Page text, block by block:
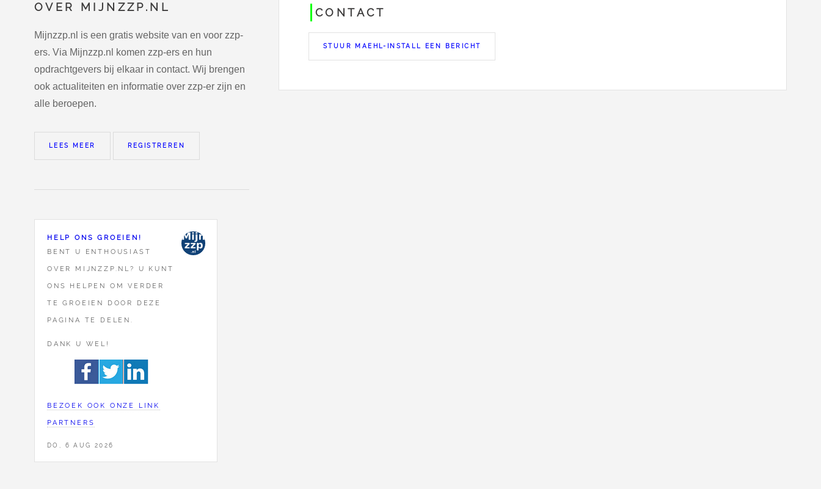
OVER MIJNZZP.NL
Mijnzzp.nl is een gratis website van en voor zzp-
ers. Via Mijnzzp.nl komen zzp-ers en hun
opdrachtgevers bij elkaar in contact. Wij brengen
ook actualiteiten en informatie over zzp-er zijn en
alle beroepen.
LEES MEER REGISTREREN
HELP ONS GROEIEN!
BENT U ENTHOUSIAST
OVER MIJNZZP.NL? U KUNT
ONS HELPEN OM VERDER
TE GROEIEN DOOR DEZE
PAGINA TE DELEN.
DANK U WEL!
BEZOEK OOK ONZE LINK
PARTNERS
DO, 6 AUG 2026
CONTACT
STUUR MAEHL-INSTALL EEN BERICHT